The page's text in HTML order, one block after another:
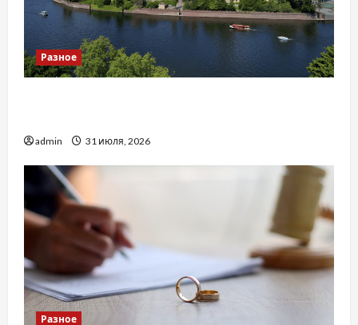
Разное
admin 31 июля, 2026
Разное